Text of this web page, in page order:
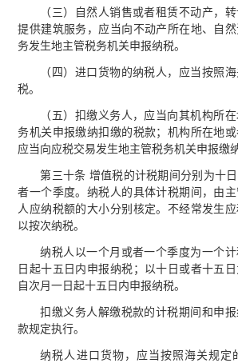
（三）自然人销售或者租赁不动产，
提供建筑服务，应当向不动产所在地、自
务发生地主管税务机关申报纳税。
（四）进口货物的纳税人，应当按照
税。
（五）扣缴义务人，应当向其机构所
务机关申报缴纳扣缴的税款；机构所在地或
应当向应税交易发生地主管税务机关申报缴
第三十条 增值税的计税期间分别为十
者一个季度。纳税人的具体计税期间，由
人应纳税额的大小分别核定。不经常发生
以按次纳税。
纳税人以一个月或者一个季度为一个
日起十五日内申报纳税；以十日或者十五日
自次月一日起十五日内申报纳税。
扣缴义务人解缴税款的计税期间和申
款规定执行。
纳税人进口货物，应当按照海关规定